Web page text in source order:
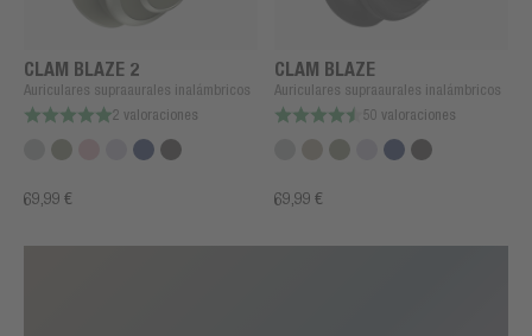
CLAM BLAZE 2
Auriculares supraaurales inalámbricos
2 valoraciones
69,99 €
CLAM BLAZE
Auriculares supraaurales inalámbricos
50 valoraciones
69,99 €